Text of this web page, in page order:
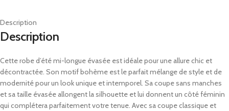
Description
Description
Cette robe d’été mi-longue évasée est idéale pour une allure chic et
décontractée. Son motif bohème est le parfait mélange de style et de
modernité pour un look unique et intemporel. Sa coupe sans manches
et sa taille évasée allongent la silhouette et lui donnent un côté féminin
qui complétera parfaitement votre tenue. Avec sa coupe classique et